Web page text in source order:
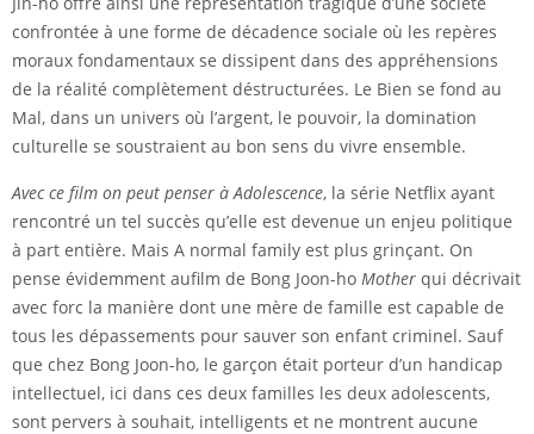
confrontée à une forme de décadence sociale où les repères
moraux fondamentaux se dissipent dans des appréhensions
de la réalité complètement déstructurées. Le Bien se fond au
Mal, dans un univers où l’argent, le pouvoir, la domination
culturelle se soustraient au bon sens du vivre ensemble.
Avec ce film on peut penser à Adolescence, la série Netflix ayant
rencontré un tel succès qu’elle est devenue un enjeu politique
à part entière. Mais A normal family est plus grinçant. On
pense évidemment aufilm de Bong Joon-ho Mother qui décrivait
avec forc la manière dont une mère de famille est capable de
tous les dépassements pour sauver son enfant criminel. Sauf
que chez Bong Joon-ho, le garçon était porteur d’un handicap
intellectuel, ici dans ces deux familles les deux adolescents,
sont pervers à souhait, intelligents et ne montrent aucune